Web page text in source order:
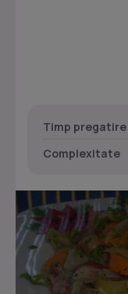
Timp pregatire
Complexitate